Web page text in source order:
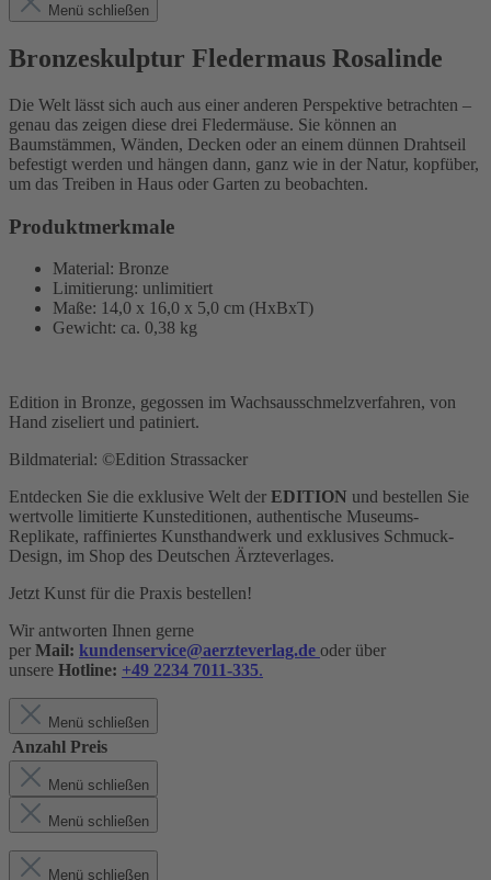
Menü schließen
Bronzeskulptur Fledermaus Rosalinde
Die Welt lässt sich auch aus einer anderen Perspektive betrachten –
genau das zeigen diese drei Fledermäuse. Sie können an
Baumstämmen, Wänden, Decken oder an einem dünnen Drahtseil
befestigt werden und hängen dann, ganz wie in der Natur, kopfüber,
um das Treiben in Haus oder Garten zu beobachten.
Produktmerkmale
Material: Bronze
Limitierung: unlimitiert
Maße: 14,0 x 16,0 x 5,0 cm (HxBxT)
Gewicht: ca. 0,38 kg
Edition in Bronze, gegossen im Wachsausschmelzverfahren, von
Hand ziseliert und patiniert.
Bildmaterial: ©Edition Strassacker
Entdecken Sie die exklusive Welt der EDITION und bestellen Sie
wertvolle limitierte Kunsteditionen, authentische Museums-
Replikate, raffiniertes Kunsthandwerk und exklusives Schmuck-
Design, im Shop des Deutschen Ärzteverlages.
Jetzt Kunst für die Praxis bestellen!
Wir antworten Ihnen gerne
per Mail: kundenservice@aerzteverlag.de oder über
unsere Hotline: +49 2234 7011-335.
Menü schließen
Anzahl Preis
Menü schließen
Menü schließen
Menü schließen